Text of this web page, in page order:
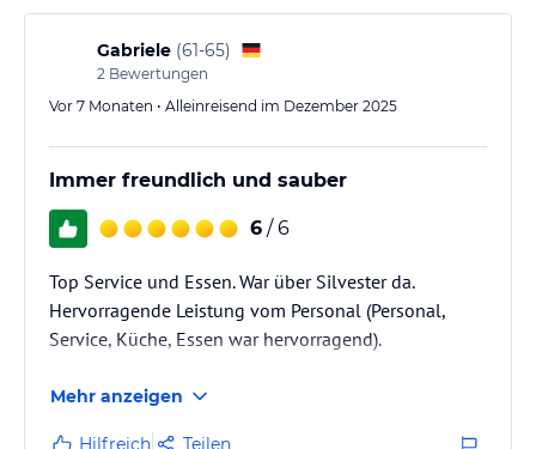
Gabriele (61-65)
2 Bewertungen
Vor 7 Monaten • Alleinreisend im Dezember 2025
Immer freundlich und sauber
6 / 6
Top Service und Essen. War über Silvester da.
Hervorragende Leistung vom Personal (Personal,
Service, Küche, Essen war hervorragend).
Mehr anzeigen
Hilfreich Teilen